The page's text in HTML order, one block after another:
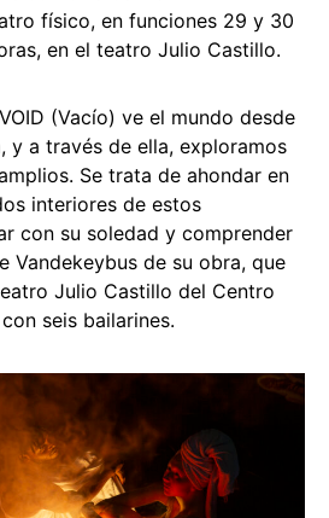
físico, en funciones 29 y 30
en el teatro Julio Castillo.
(Vacío) ve el mundo desde
y a través de ella, exploramos
Se trata de ahondar en
interiores de estos
con su soledad y comprender
Vandekeybus de su obra, que
Julio Castillo del Centro
seis bailarines.